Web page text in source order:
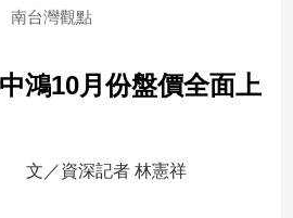
南台灣觀點
鴻10月份盤價全面上
文／資深記者 林憲祥